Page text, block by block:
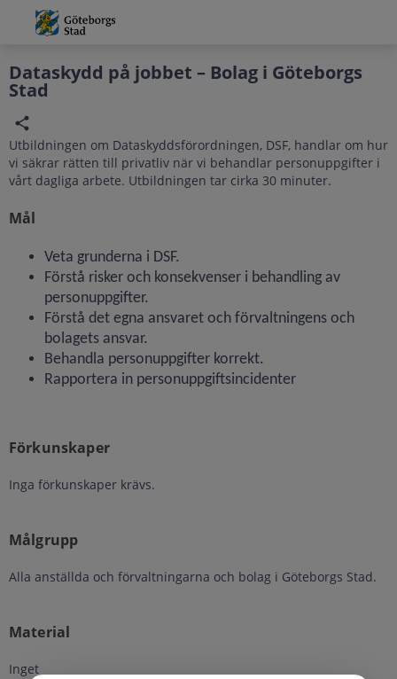
Grade
Portal
Dataskydd på jobbet – Bolag i Göteborgs
Stad
Utbildningen om Dataskyddsförordningen, DSF, handlar om hur
vi säkrar rätten till privatliv när vi behandlar personuppgifter i
vårt dagliga arbete. Utbildningen tar cirka 30 minuter.
Mål
Veta grunderna i DSF.
Förstå risker och konsekvenser i behandling av
personuppgifter.
Förstå det egna ansvaret och förvaltningens och
bolagets ansvar.
Behandla personuppgifter korrekt.
Rapportera in personuppgiftsincidenter
Förkunskaper
Inga förkunskaper krävs.
Målgrupp
Alla anställda och förvaltningarna och bolag i Göteborgs Stad.
Material
Inget